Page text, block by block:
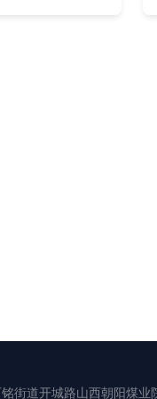
街道开城路山西朝阳煤业